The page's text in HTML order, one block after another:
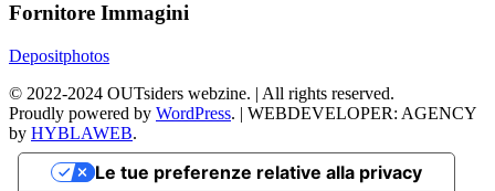
Fornitore Immagini
Depositphotos
© 2022-2024 OUTsiders webzine. | All rights reserved.
Proudly powered by WordPress. | WEBDEVELOPER: AGENCY
by HYBLAWEB.
Le tue preferenze relative alla privacy